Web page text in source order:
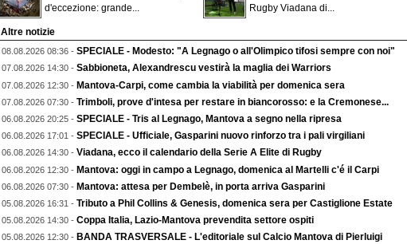
d'eccezione: grande...
Rugby Viadana di...
Altre notizie
08.08.2026 08:36 - SPECIALE - Modesto: "A Legnago o all'Olimpico tifosi sempre con noi"
07.08.2026 14:30 - Sabbioneta, Alexandrescu vestirà la maglia dei Warriors
07.08.2026 12:30 - Mantova-Carpi, come cambia la viabilità per domenica sera
07.08.2026 07:30 - Trimboli, prove d'intesa per restare in biancorosso: e la Cremonese...
06.08.2026 20:25 - SPECIALE - Tris al Legnago, Mantova a segno nella ripresa
06.08.2026 17:01 - SPECIALE - Ufficiale, Gasparini nuovo rinforzo tra i pali virgiliani
06.08.2026 14:30 - Viadana, ecco il calendario della Serie A Elite di Rugby
06.08.2026 12:30 - Mantova: oggi in campo a Legnago, domenica al Martelli c'é il Carpi
06.08.2026 07:30 - Mantova: attesa per Dembelè, in porta arriva Gasparini
05.08.2026 16:31 - Tributo a Phil Collins & Genesis, domenica sera per Castiglione Estate
05.08.2026 14:30 - Coppa Italia, Lazio-Mantova prevendita settore ospiti
05.08.2026 12:30 - BANDA TRASVERSALE - L'editoriale sul Calcio Mantova di Pierluigi